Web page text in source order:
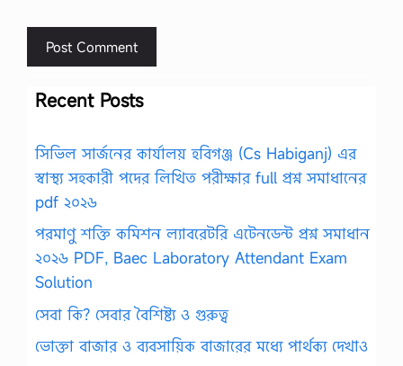
Recent Posts
সিভিল সার্জনের কার্যালয় হবিগঞ্জ (Cs Habiganj) এর
স্বাস্থ্য সহকারী পদের লিখিত পরীক্ষার full প্রশ্ন সমাধানের
pdf ২০২৬
পরমাণু শক্তি কমিশন ল্যাবরেটরি এটেনডেন্ট প্রশ্ন সমাধান
২০২৬ PDF, Baec Laboratory Attendant Exam
Solution
সেবা কি? সেবার বৈশিষ্ট্য ও গুরুত্ব
ভোক্তা বাজার ও ব্যবসায়িক বাজারের মধ্যে পার্থক্য দেখাও